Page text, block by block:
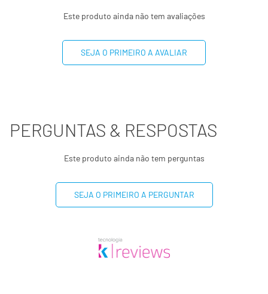
Fibra alimentar
(*) Valores diários com base em uma dieta de 2000kcal ou
8400kj. Seus valores podem ser maiores ou menores
Este produto ainda não tem avaliações
SEJA O PRIMEIRO A AVALIAR
PERGUNTAS & RESPOSTAS
Este produto ainda não tem perguntas
SEJA O PRIMEIRO A PERGUNTAR